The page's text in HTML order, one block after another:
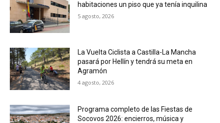
habitaciones un piso que ya tenía inquilina
5 agosto, 2026
La Vuelta Ciclista a Castilla-La Mancha
pasará por Hellín y tendrá su meta en
Agramón
4 agosto, 2026
Programa completo de las Fiestas de
Socovos 2026: encierros, música y